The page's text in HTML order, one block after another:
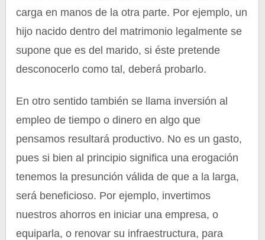
carga en manos de la otra parte. Por ejemplo, un
hijo nacido dentro del matrimonio legalmente se
supone que es del marido, si éste pretende
desconocerlo como tal, deberá probarlo.
En otro sentido también se llama inversión al
empleo de tiempo o dinero en algo que
pensamos resultará productivo. No es un gasto,
pues si bien al principio significa una erogación
tenemos la presunción válida de que a la larga,
será beneficioso. Por ejemplo, invertimos
nuestros ahorros en iniciar una empresa, o
equiparla, o renovar su infraestructura, para